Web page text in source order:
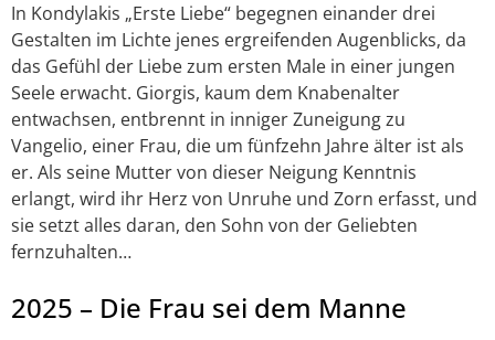
In Kondylakis „Erste Liebe“ begegnen einander drei
Gestalten im Lichte jenes ergreifenden Augenblicks, da
das Gefühl der Liebe zum ersten Male in einer jungen
Seele erwacht. Giorgis, kaum dem Knabenalter
entwachsen, entbrennt in inniger Zuneigung zu
Vangelio, einer Frau, die um fünfzehn Jahre älter ist als
er. Als seine Mutter von dieser Neigung Kenntnis
erlangt, wird ihr Herz von Unruhe und Zorn erfasst, und
sie setzt alles daran, den Sohn von der Geliebten
fernzuhalten…
2025 – Die Frau sei dem Manne